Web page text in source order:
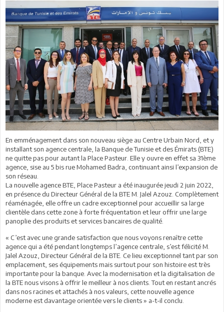
En emménagement dans son nouveau siège au Centre Urbain Nord, et y
installant son agence centrale, la Banque de Tunisie et des Émirats (BTE)
ne quitte pas pour autant la Place Pasteur. Elle y ouvre en effet sa 31ème
agence, sise au 5 bis rue Mohamed Badra, continuant ainsi l’expansion de
son réseau.
La nouvelle agence BTE, Place Pasteur a été inaugurée jeudi 2 juin 2022,
en présence du Directeur Général de la BTE M. Jalel Azouz. Complètement
réaménagée, elle offre un cadre exceptionnel pour accueillir sa large
clientèle dans cette zone à forte fréquentation et leur offrir une large
panoplie des produits et services bancaires de qualité.
« C’est avec une grande satisfaction que nous voyons renaître cette
agence qui a été pendant longtemps l’agence centrale, s’est félicité M.
Jalel Azouz, Directeur Général de la BTE. Ce lieu exceptionnel tant par son
emplacement, ses équipements mais surtout pour son histoire est très
importante pour la banque. Avec la modernisation et la digitalisation de
la BTE nous visons à offrir le meilleur à nos clients. Tout en restant ancrés
dans nos racines et attachés à nos valeurs, cette nouvelle agence
moderne est davantage orientée vers le clients » a-t-il conclu.